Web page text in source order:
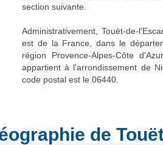
section suivante.
Administrativement, Touët-de-
est de la France, dans le
région Provence-Alpes-Côte
appartient à l'arrondissement de
code postal est le 06440.
de